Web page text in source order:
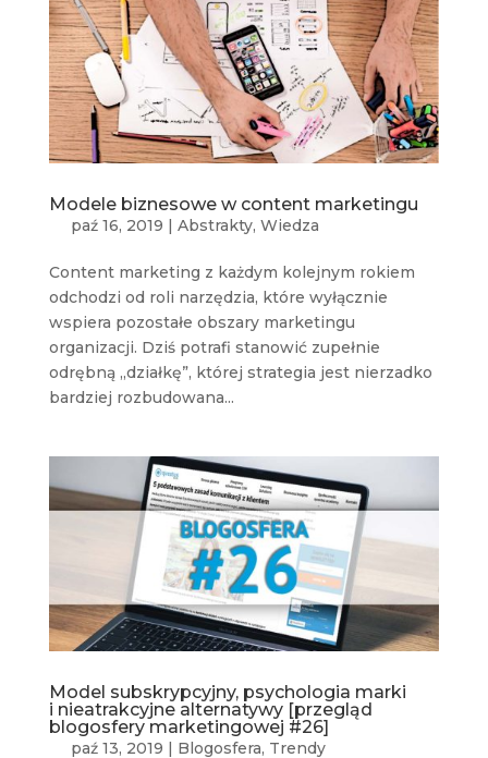
Modele biznesowe w content marketingu
paź 16, 2019 | Abstrakty, Wiedza
Content marketing z każdym kolejnym rokiem
odchodzi od roli narzędzia, które wyłącznie
wspiera pozostałe obszary marketingu
organizacji. Dziś potrafi stanowić zupełnie
odrębną „działkę”, której strategia jest nierzadko
bardziej rozbudowana...
Model subskrypcyjny, psychologia marki
i nieatrakcyjne alternatywy [przegląd
blogosfery marketingowej #26]
paź 13, 2019 Blogosfera, Trendy